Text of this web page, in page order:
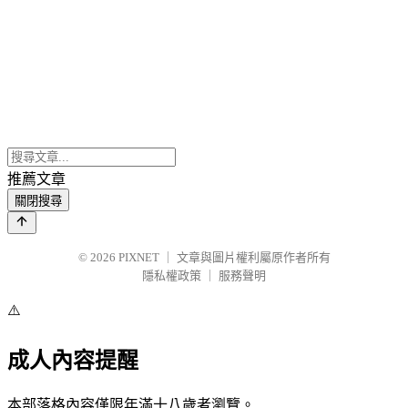
推薦文章
關閉搜尋
© 2026 PIXNET
文章與圖片權利屬原作者所有
隱私權政策
服務聲明
⚠️
成人內容提醒
本部落格內容僅限年滿十八歲者瀏覽。